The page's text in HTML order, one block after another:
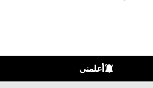
أعلمني